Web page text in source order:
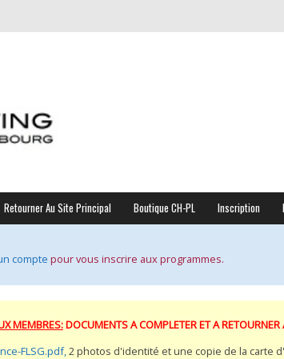
Retourner Au Site Principal Boutique CH-PL Inscription
compte pour vous inscrire aux programmes.
MEMBRES:DOCUMENTS A COMPLETER ET A
FLSG.pdf, 2 photos d'identité et une copie de la carte